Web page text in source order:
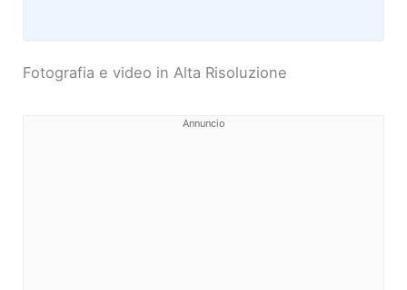
Fotografia e video in Alta Risoluzione
Annuncio